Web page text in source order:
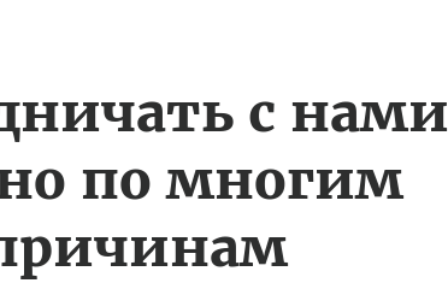
с нами
по многим